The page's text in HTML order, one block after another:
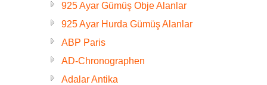
925 Ayar Gümüş Obje Alanlar
925 Ayar Hurda Gümüş Alanlar
ABP Paris
AD-Chronographen
Adalar Antika